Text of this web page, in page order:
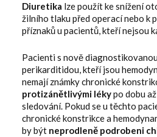
Diuretika lze použít ke snížení
žilního tlaku před operací nebo k
příznaků u pacientů, kteří nejsou
Pacienti s nově
perikarditidou, kteří jsou
nemají známky chronické
protizánětlivými lékypo dobu
sledování. Pokud se u těchto
chronické konstrikce a
by být neprodleně podrobeni